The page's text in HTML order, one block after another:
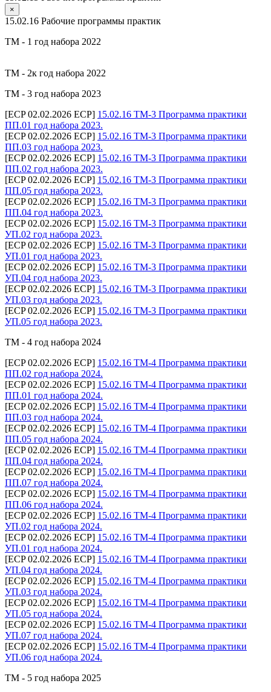
×
15.02.16 Рабочие программы практик
ТМ - 1 год набора 2022
ТМ - 2к год набора 2022
ТМ - 3 год набора 2023
[ECP 02.02.2026 ECP] 15.02.16 ТМ-3 Программа практики
ПП.01 год набора 2023.
[ECP 02.02.2026 ECP] 15.02.16 ТМ-3 Программа практики
ПП.03 год набора 2023.
[ECP 02.02.2026 ECP] 15.02.16 ТМ-3 Программа практики
ПП.02 год набора 2023.
[ECP 02.02.2026 ECP] 15.02.16 ТМ-3 Программа практики
ПП.05 год набора 2023.
[ECP 02.02.2026 ECP] 15.02.16 ТМ-3 Программа практики
ПП.04 год набора 2023.
[ECP 02.02.2026 ECP] 15.02.16 ТМ-3 Программа практики
УП.02 год набора 2023.
[ECP 02.02.2026 ECP] 15.02.16 ТМ-3 Программа практики
УП.01 год набора 2023.
[ECP 02.02.2026 ECP] 15.02.16 ТМ-3 Программа практики
УП.04 год набора 2023.
[ECP 02.02.2026 ECP] 15.02.16 ТМ-3 Программа практики
УП.03 год набора 2023.
[ECP 02.02.2026 ECP] 15.02.16 ТМ-3 Программа практики
УП.05 год набора 2023.
ТМ - 4 год набора 2024
[ECP 02.02.2026 ECP] 15.02.16 ТМ-4 Программа практики
ПП.02 год набора 2024.
[ECP 02.02.2026 ECP] 15.02.16 ТМ-4 Программа практики
ПП.01 год набора 2024.
[ECP 02.02.2026 ECP] 15.02.16 ТМ-4 Программа практики
ПП.03 год набора 2024.
[ECP 02.02.2026 ECP] 15.02.16 ТМ-4 Программа практики
ПП.05 год набора 2024.
[ECP 02.02.2026 ECP] 15.02.16 ТМ-4 Программа практики
ПП.04 год набора 2024.
[ECP 02.02.2026 ECP] 15.02.16 ТМ-4 Программа практики
ПП.07 год набора 2024.
[ECP 02.02.2026 ECP] 15.02.16 ТМ-4 Программа практики
ПП.06 год набора 2024.
[ECP 02.02.2026 ECP] 15.02.16 ТМ-4 Программа практики
УП.02 год набора 2024.
[ECP 02.02.2026 ECP] 15.02.16 ТМ-4 Программа практики
УП.01 год набора 2024.
[ECP 02.02.2026 ECP] 15.02.16 ТМ-4 Программа практики
УП.04 год набора 2024.
[ECP 02.02.2026 ECP] 15.02.16 ТМ-4 Программа практики
УП.03 год набора 2024.
[ECP 02.02.2026 ECP] 15.02.16 ТМ-4 Программа практики
УП.05 год набора 2024.
[ECP 02.02.2026 ECP] 15.02.16 ТМ-4 Программа практики
УП.07 год набора 2024.
[ECP 02.02.2026 ECP] 15.02.16 ТМ-4 Программа практики
УП.06 год набора 2024.
ТМ - 5 год набора 2025